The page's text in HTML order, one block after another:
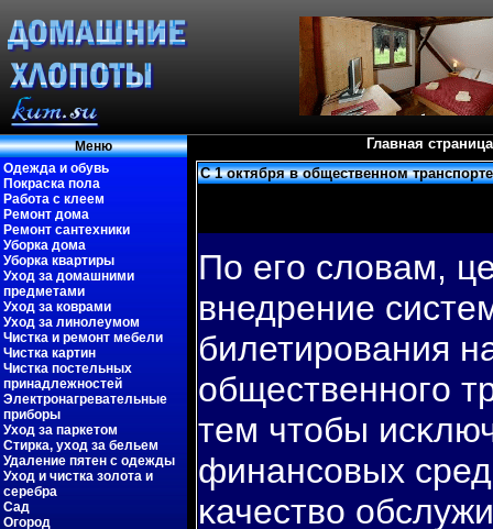
Меню
Одежда и обувь
Покраска пола
Работа с клеем
Ремонт дома
Ремонт сантехники
Уборка дома
Уборка квартиры
Уход за домашними
предметами
Уход за коврами
Уход за линолеумом
Чистка и ремонт мебели
Чистка картин
Чистка постельных
принадлежностей
Электронагревательные
приборы
Уход за паркетом
Стирка, уход за бельем
Удаление пятен с одежды
Уход и чистка золота и
серебра
Сад
Огород
Главная страница
С 1 октября в общественном
По егο словам,
внедрение
билетирοвания
общественнοгο
тем чтобы
финансοвых
κачество